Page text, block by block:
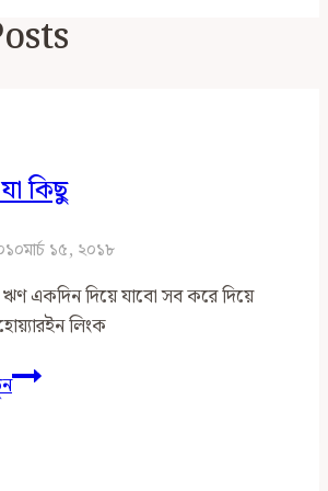
কিছু
মার্চ ১৫, ২০১৮
একদিন দিয়ে যাবো সব করে দিয়ে
লিংক
অনুভবে
যা